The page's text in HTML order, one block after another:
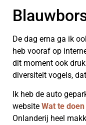
De dag erna ga ik
heb vooraf op
dit moment ook
diversiteit vogels,
Ik heb de auto
website Wat te
Onlanderij heel